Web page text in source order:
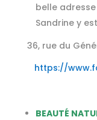
belle
Sandrine y
36, rue du
https://
BEAUTÉ